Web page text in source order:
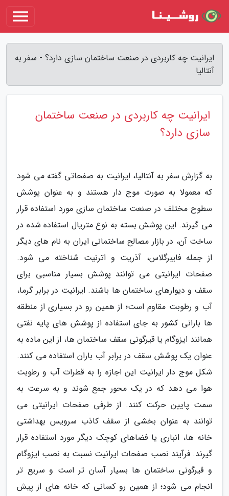
ایرانیت چه کاربردی در صنعت ساختمان سازی دارد؟ - سفر به
آنتالیا
ایرانیت چه کاربردی در صنعت ساختمان
سازی دارد؟
به گزارش سفر به آنتالیا، ایرانیت به صفحاتی گفته می شود
که معمولا به صورت موج دار هستند و به عنوان پوشش
سطوح مختلف در صنعت ساختمان سازی مورد استفاده قرار
می گیرند. این پوشش بسته به نوع متریال استفاده شده در
ساخت آن، در بازار مصالح ساختمانی ایران به نام های دیگر
از جمله فایبرگلاس، آذریت و اترنیت شناخته می شود.
صفحات ایرانیتی می توانند پوشش بسیار مناسبی برای
سقف و دیوارهای ساختمان ها باشند. ایرانیت در برابر گرما،
آب و رطوبت مقاوم است؛ از همین رو در بسیاری از منطقه
ها بارانی کشور به جای استفاده از پوشش های پایه نفتی
همانند ایزوگام یا قیرگونی سقف ساختمان ها، از این ماده به
عنوان یک پوشش سقف در برابر آب باران استفاده می کنند.
شکل موج دار ایرانیت این اجازه را به قطرات آب و رطوبت
هوا می دهد که در یک محور جمع شوند و به سرعت به
سمت پایین حرکت کنند. از طرفی صفحات ایرانیتی می
توانند به عنوان بخشی از سقف کاذب سرویس بهداشتی
خانه ها، انباری یا فضاهای کوچک دیگر مورد استفاده قرار
گیرند. فرآیند نصب صفحات ایرانیت نسبت به نصب ایزوگام
و قیرگونی ساختمان ها بسیار آسان تر است و سریع تر
انجام می شود؛ از همین رو کسانی که خانه های از پیش